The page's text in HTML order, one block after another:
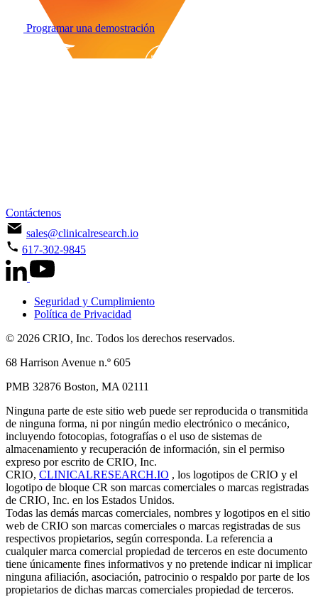
Programar una demostración
Contáctenos
sales@clinicalresearch.io
617-302-9845
Seguridad y Cumplimiento
Política de Privacidad
© 2026 CRIO, Inc. Todos los derechos reservados.
68 Harrison Avenue n.º 605
PMB 32876 Boston, MA 02111
Ninguna parte de este sitio web puede ser reproducida o transmitida
de ninguna forma, ni por ningún medio electrónico o mecánico,
incluyendo fotocopias, fotografías o el uso de sistemas de
almacenamiento y recuperación de información, sin el permiso
expreso por escrito de CRIO, Inc.
CRIO, CLINICALRESEARCH.IO , los logotipos de CRIO y el
logotipo de bloque CR son marcas comerciales o marcas registradas
de CRIO, Inc. en los Estados Unidos.
Todas las demás marcas comerciales, nombres y logotipos en el sitio
web de CRIO son marcas comerciales o marcas registradas de sus
respectivos propietarios, según corresponda. La referencia a
cualquier marca comercial propiedad de terceros en este documento
tiene únicamente fines informativos y no pretende indicar ni implicar
ninguna afiliación, asociación, patrocinio o respaldo por parte de los
propietarios de dichas marcas comerciales propiedad de terceros.